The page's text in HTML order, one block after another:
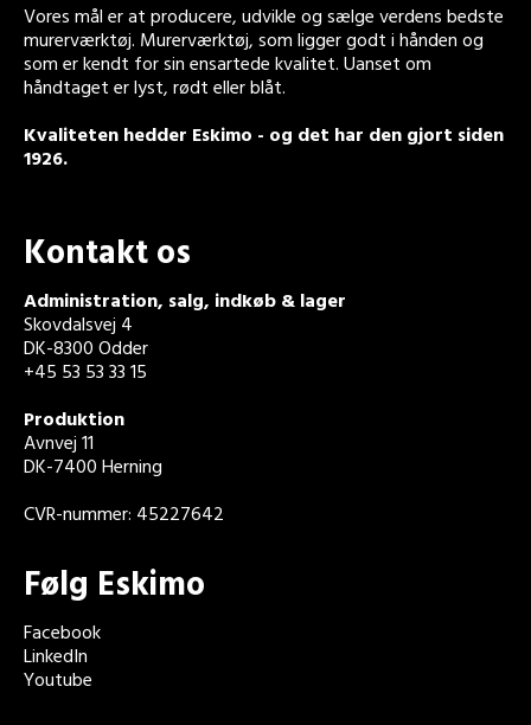
Vores mål er at producere, udvikle og sælge verdens bedste
murerværktøj. Murerværktøj, som ligger godt i hånden og
som er kendt for sin ensartede kvalitet. Uanset om
håndtaget er lyst, rødt eller blåt.
Kvaliteten hedder Eskimo - og det har den gjort siden
1926.
Kontakt os
Administration, salg, indkøb & lager
Skovdalsvej 4
DK-8300 Odder
+45 53 53 33 15
Produktion
Avnvej 11
DK-7400 Herning
CVR-nummer: 45227642
Følg Eskimo
Facebook
LinkedIn
Youtube